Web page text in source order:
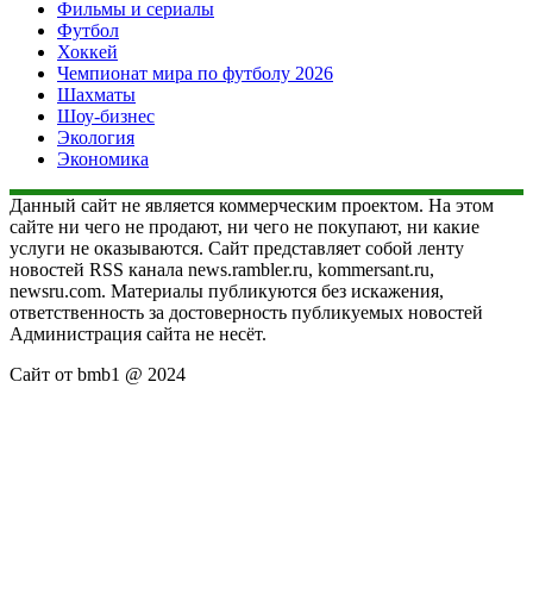
Фильмы и сериалы
Футбол
Хоккей
Чемпионат мира по футболу 2026
Шахматы
Шоу-бизнес
Экология
Экономика
Данный сайт не является коммерческим проектом. На этом
сайте ни чего не продают, ни чего не покупают, ни какие
услуги не оказываются. Сайт представляет собой ленту
новостей RSS канала news.rambler.ru, kommersant.ru,
newsru.com. Материалы публикуются без искажения,
ответственность за достоверность публикуемых новостей
Администрация сайта не несёт.
Сайт от bmb1 @ 2024